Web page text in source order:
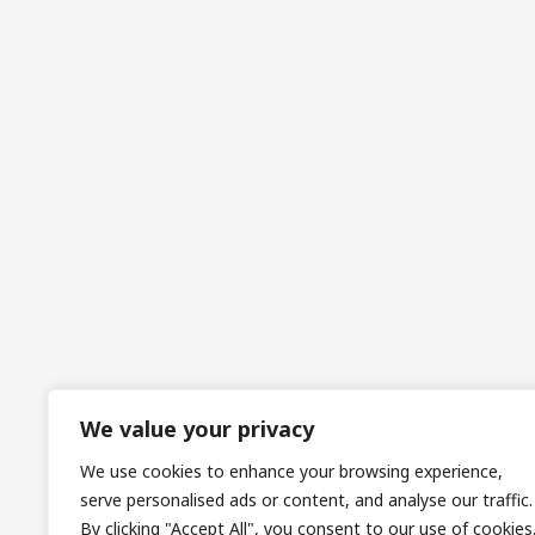
We value your privacy
We use cookies to enhance your browsing experience,
serve personalised ads or content, and analyse our traffic.
By clicking "Accept All", you consent to our use of cookies.